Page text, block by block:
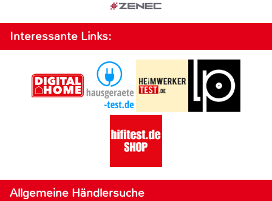
Interessante Links:
Allgemeine Händlersuche